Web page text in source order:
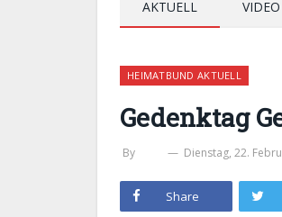
AKTUELL VIDEO
HEIMATBUND AKTUELL
Gedenktag
By Dienstag, 22.
Share